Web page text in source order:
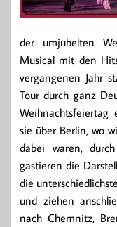
der umjubelten
Musical mit den
vergangenen Jahr
Tour durch ganz
sie über Berlin, wo
dabei waren,
gastieren die
die
und ziehen
nach Chemnitz,